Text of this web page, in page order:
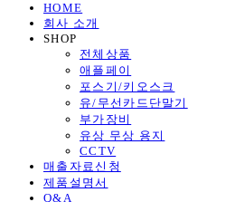
HOME
회사 소개
SHOP
전체상품
애플페이
포스기/키오스크
유/무선카드단말기
부가장비
유상 무상 용지
CCTV
매출자료신청
제품설명서
Q&A